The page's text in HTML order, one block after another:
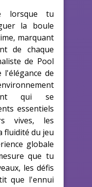
lorsque tu
la boule
marquant
de chaque
de Pool
l'élégance de
qui se
essentiels
vives, les
fluidité du jeu
globale
que tu
les défis
que l'ennui